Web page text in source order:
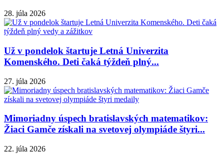
28. júla 2026
Už v pondelok štartuje Letná Univerzita
Komenského. Deti čaká týždeň plný...
27. júla 2026
Mimoriadny úspech bratislavských matematikov:
Žiaci Gamče získali na svetovej olympiáde štyri...
22. júla 2026